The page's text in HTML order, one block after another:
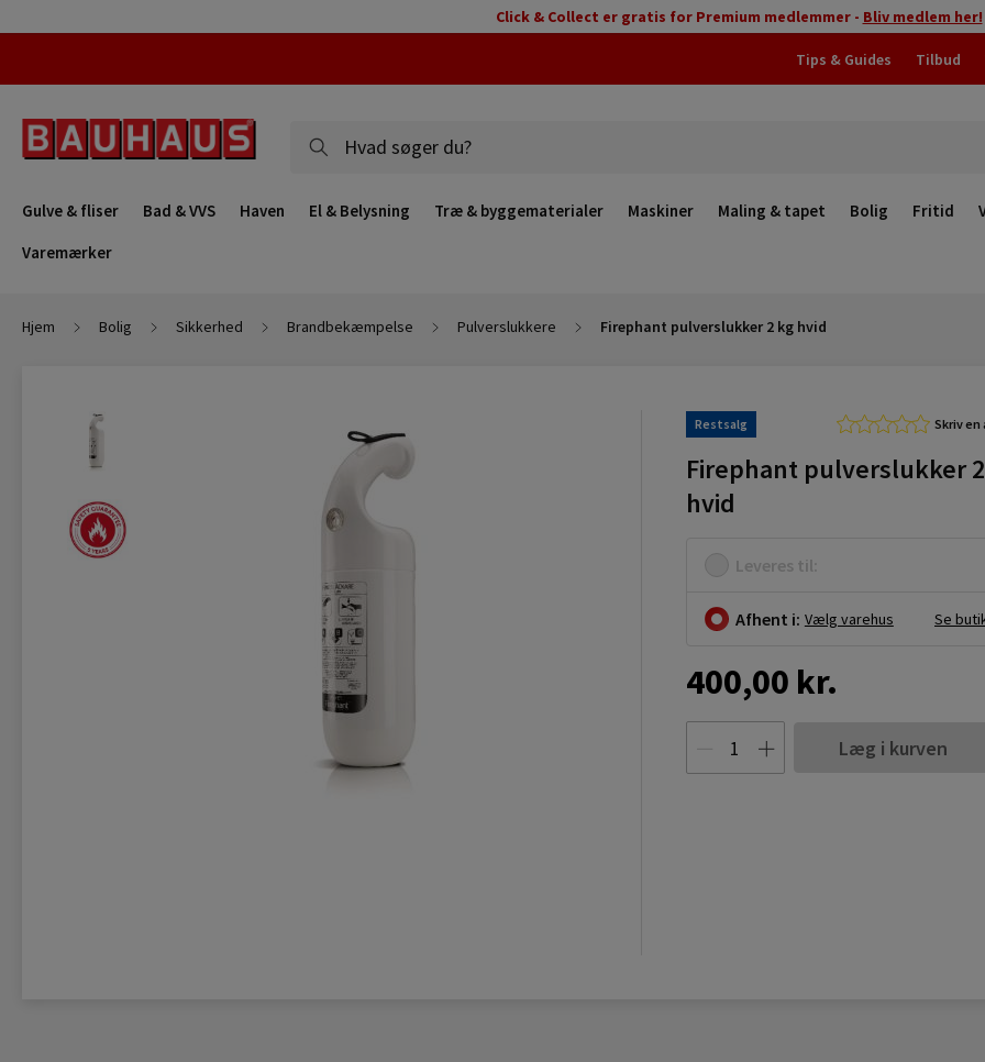
Click & Collect er gratis for Premium medlemmer - Bliv medlem her!
Tips & Guides Tilbud
Gulve & fliser Bad & VVS Haven El & Belysning Træ & byggematerialer Maskiner Maling & tapet Bolig Fritid
Varemærker
Hjem Bolig Sikkerhed Brandbekæmpelse Pulverslukkere Firephant pulverslukker 2 kg hvid
Restsalg Skriv
Firephant pulverslukker
hvid
Leveres til:
Afhent i: Vælg varehus Se
400,00 kr.
Læg i kurven